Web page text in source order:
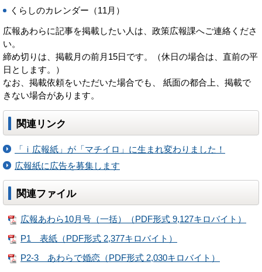
くらしのカレンダー（11月）
広報あわらに記事を掲載したい人は、政策広報課へご連絡くださ
い。
締め切りは、掲載月の前月15日です。（休日の場合は、直前の平
日とします。）
なお、掲載依頼をいただいた場合でも、 紙面の都合上、掲載で
きない場合があります。
関連リンク
「ｉ広報紙」が「マチイロ」に生まれ変わりました！
広報紙に広告を募集します
関連ファイル
広報あわら10月号（一括）（PDF形式 9,127キロバイト）
P1 表紙（PDF形式 2,377キロバイト）
P2-3 あわらで婚恋（PDF形式 2,030キロバイト）